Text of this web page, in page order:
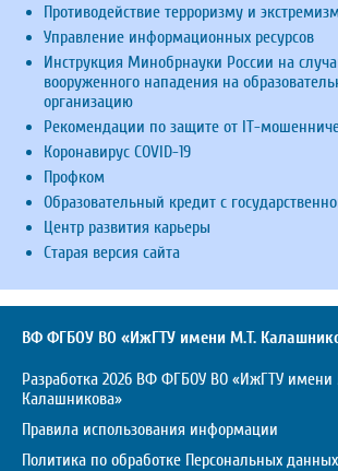
Противодействие терроризму и
Управление информационных ресурсов
Инструкция Минобрнауки России на
вооруженного нападения на
организацию
Рекомендации по защите от IT-
Коронавирус COVID-19
Профком
Образовательный кредит с
Центр развития карьеры
Старая версия сайта
ВФ ФГБОУ ВО «ИжГТУ имени М.Т.
Разработка 2026 ВФ ФГБОУ ВО «ИжГТУ имени
Калашникова»
Правила использования информации
Политика по обработке Персональных данных